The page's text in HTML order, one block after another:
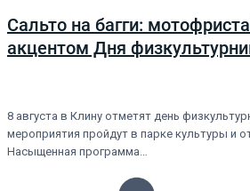
Сальто на багги:
акцентом Дня
8 августа в Клину отметят день
мероприятия пройдут в парке культуры и
Насыщенная программа…